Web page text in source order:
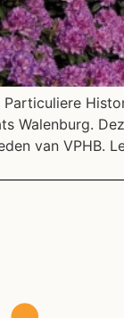
Walenburg.
van VPHB.